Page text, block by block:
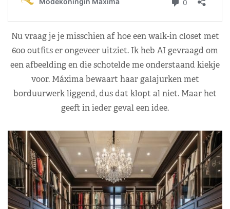
Nu vraag je je misschien af hoe een walk-in closet met
600 outfits er ongeveer uitziet. Ik heb AI gevraagd om
een afbeelding en die schotelde me onderstaand kiekje
voor. Máxima bewaart haar galajurken met
borduurwerk liggend, dus dat klopt al niet. Maar het
geeft in ieder geval een idee.